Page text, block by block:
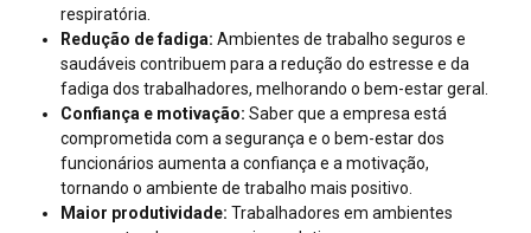
respiratória.
Redução de fadiga: Ambientes de trabalho seguros e
saudáveis contribuem para a redução do estresse e da
fadiga dos trabalhadores, melhorando o bem-estar geral.
Confiança e motivação: Saber que a empresa está
comprometida com a segurança e o bem-estar dos
funcionários aumenta a confiança e a motivação,
tornando o ambiente de trabalho mais positivo.
Maior produtividade: Trabalhadores em ambientes